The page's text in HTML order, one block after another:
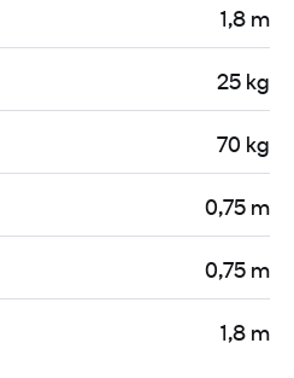
1,8 m
25 kg
70 kg
0,75 m
0,75 m
1,8 m